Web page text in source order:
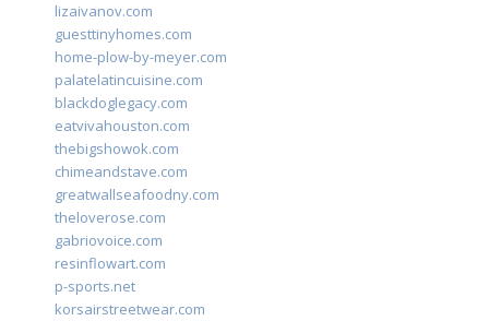
lizaivanov.com
guesttinyhomes.com
home-plow-by-meyer.com
palatelatincuisine.com
blackdoglegacy.com
eatvivahouston.com
thebigshowok.com
chimeandstave.com
greatwallseafoodny.com
theloverose.com
gabriovoice.com
resinflowart.com
p-sports.net
korsairstreetwear.com